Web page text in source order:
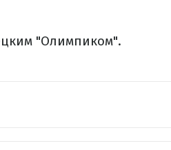
"Олимпиком".